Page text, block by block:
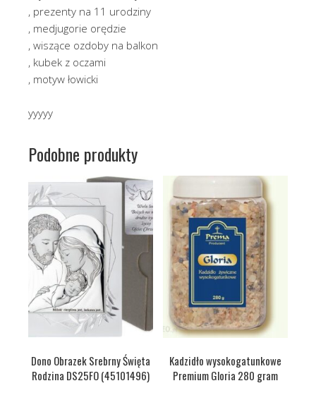
, prezenty na 11 urodziny
, medjugorie orędzie
, wiszące ozdoby na balkon
, kubek z oczami
, motyw łowicki
yyyyy
Podobne produkty
Dono Obrazek Srebrny Święta
Rodzina DS25FO (45101496)
Kadzidło wysokogatunkowe
Premium Gloria 280 gram